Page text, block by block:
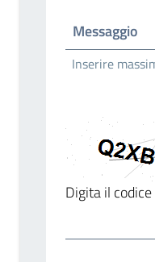
Messaggio
Inserire
Digita il